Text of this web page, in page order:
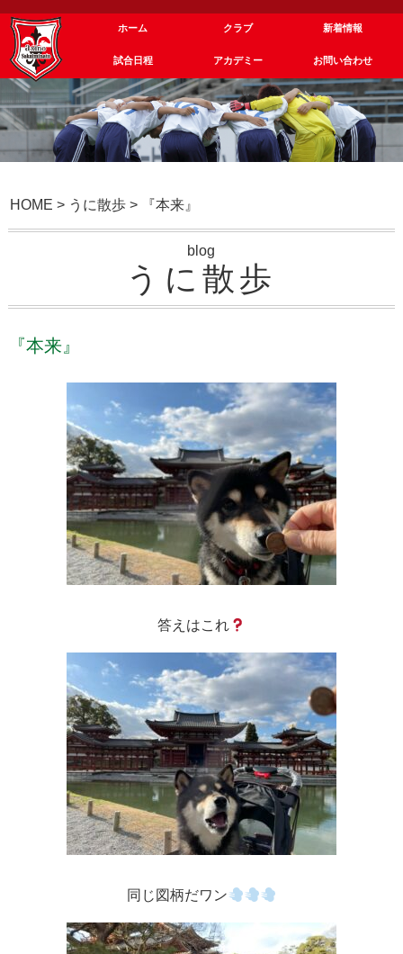
ホーム クラブ 新着情報
試合日程 アカデミー お問い合わせ
HOME > うに散歩 > 『本来』
blog
うに散歩
『本来』
答えはこれ
同じ図柄だワン